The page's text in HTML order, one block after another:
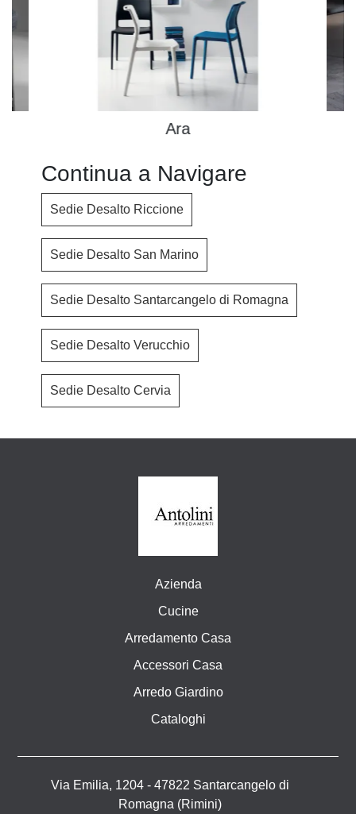
Ara
Continua a Navigare
Sedie Desalto Riccione
Sedie Desalto San Marino
Sedie Desalto Santarcangelo di Romagna
Sedie Desalto Verucchio
Sedie Desalto Cervia
Azienda
Cucine
Arredamento Casa
Accessori Casa
Arredo Giardino
Cataloghi
Via Emilia, 1204 - 47822 Santarcangelo di
Romagna (Rimini)